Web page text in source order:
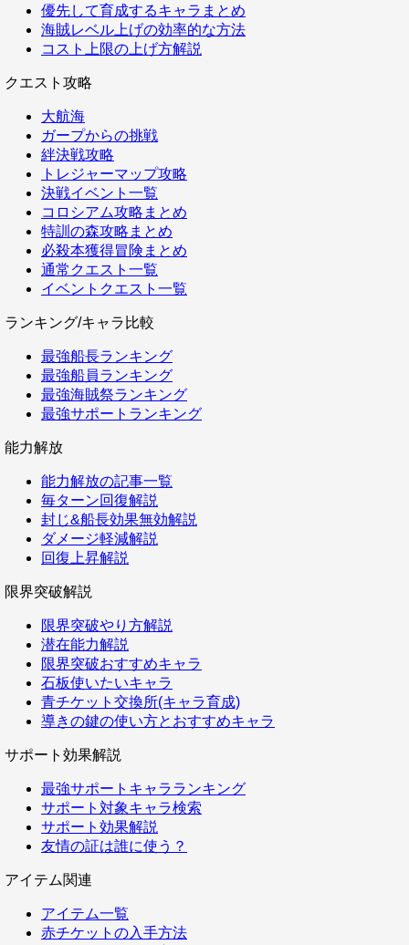
優先して育成するキャラまとめ
海賊レベル上げの効率的な方法
コスト上限の上げ方解説
クエスト攻略
大航海
ガープからの挑戦
絆決戦攻略
トレジャーマップ攻略
決戦イベント一覧
コロシアム攻略まとめ
特訓の森攻略まとめ
必殺本獲得冒険まとめ
通常クエスト一覧
イベントクエスト一覧
ランキング/キャラ比較
最強船長ランキング
最強船員ランキング
最強海賊祭ランキング
最強サポートランキング
能力解放
能力解放の記事一覧
毎ターン回復解説
封じ&船長効果無効解説
ダメージ軽減解説
回復上昇解説
限界突破解説
限界突破やり方解説
潜在能力解説
限界突破おすすめキャラ
石板使いたいキャラ
青チケット交換所(キャラ育成)
導きの鍵の使い方とおすすめキャラ
サポート効果解説
最強サポートキャラランキング
サポート対象キャラ検索
サポート効果解説
友情の証は誰に使う？
アイテム関連
アイテム一覧
赤チケットの入手方法